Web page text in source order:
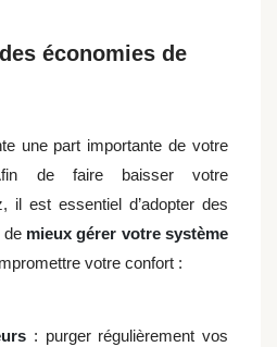
économies de
une part importante de votre
de faire baisser votre
il est essentiel d’adopter des
de mieux gérer votre système
votre confort :
: purger régulièrement vos